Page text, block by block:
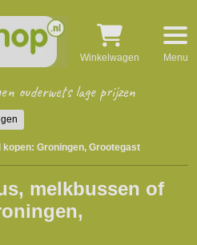
ouderwets lage prijzen
Winkelwagen Menu
Groningen, Grootegast
melkbussen of